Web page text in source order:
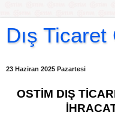
Dış
23 Haziran 2025 Pazartesi
OSTİM DIŞ